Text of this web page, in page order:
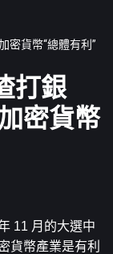
密貨幣“總體有利”
打銀
密貨幣
11 月的大選中
貨幣產業是有利